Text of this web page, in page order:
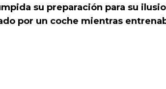
su preparación para su
por un coche mientras